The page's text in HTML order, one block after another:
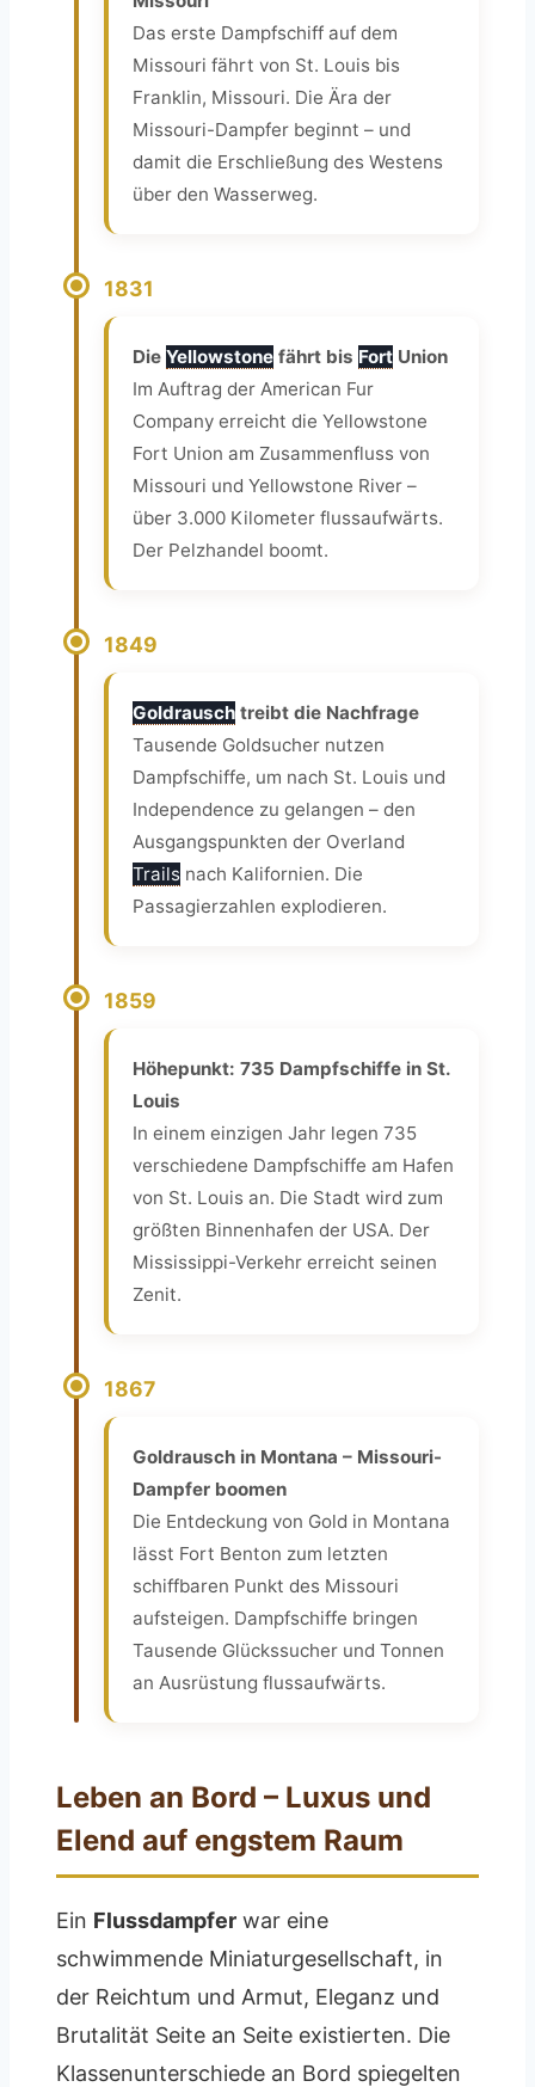
Das erste Dampfschiff auf dem
Missouri fährt von St. Louis bis
Franklin, Missouri. Die Ära der
Missouri-Dampfer beginnt – und
damit die Erschließung des Westens
über den Wasserweg.
1831
Die Yellowstone fährt bis Fort Union
Im Auftrag der American Fur
Company erreicht die Yellowstone
Fort Union am Zusammenfluss von
Missouri und Yellowstone River –
über 3.000 Kilometer flussaufwärts.
Der Pelzhandel boomt.
1849
Goldrausch treibt die Nachfrage
Tausende Goldsucher nutzen
Dampfschiffe, um nach St. Louis und
Independence zu gelangen – den
Ausgangspunkten der Overland
Trails nach Kalifornien. Die
Passagierzahlen explodieren.
1859
Höhepunkt: 735 Dampfschiffe in St.
Louis
In einem einzigen Jahr legen 735
verschiedene Dampfschiffe am Hafen
von St. Louis an. Die Stadt wird zum
größten Binnenhafen der USA. Der
Mississippi-Verkehr erreicht seinen
Zenit.
1867
Goldrausch in Montana – Missouri-
Dampfer boomen
Die Entdeckung von Gold in Montana
lässt Fort Benton zum letzten
schiffbaren Punkt des Missouri
aufsteigen. Dampfschiffe bringen
Tausende Glückssucher und Tonnen
an Ausrüstung flussaufwärts.
Leben an Bord – Luxus und
Elend auf engstem Raum
Ein Flussdampfer war eine
schwimmende Miniaturgesellschaft, in
der Reichtum und Armut, Eleganz und
Brutalität Seite an Seite existierten. Die
Klassenunterschiede an Bord spiegelten